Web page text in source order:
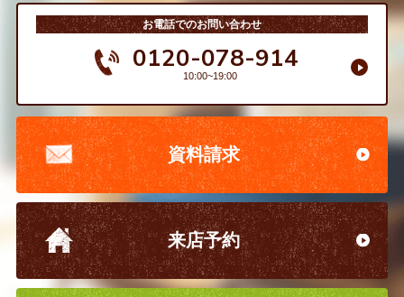
お電話でのお問い合わせ
0120-078-914
10:00~19:00
資料請求
来店予約